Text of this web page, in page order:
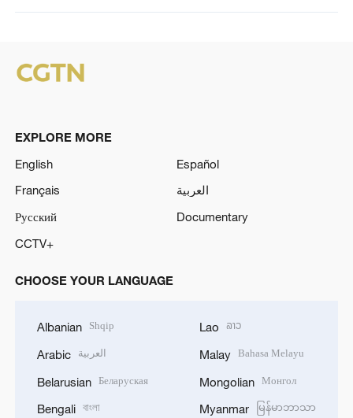
EXPLORE MORE
English
Español
Français
العربية
Русский
Documentary
CCTV+
CHOOSE YOUR LANGUAGE
Albanian Shqip
Arabic العربية
Belarusian Беларуская
Bengali বাংলা
Lao ລາວ
Malay Bahasa Melayu
Mongolian Монгол
Myanmar မြန်မာဘာသာ